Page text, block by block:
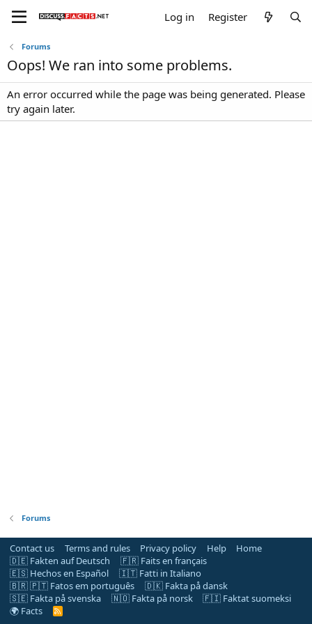
Log in Register
Forums
Oops! We ran into some problems.
An error occurred while the page was being generated. Please
try again later.
Forums
Contact us Terms and rules Privacy policy Help
Home
🇩🇪 Fakten auf Deutsch
🇫🇷 Faits en français
🇪🇸 Hechos en Español
🇮🇹 Fatti in Italiano
🇧🇷 🇵🇹 Fatos em português
🇩🇰 Fakta på dansk
🇸🇪 Fakta på svenska
🇳🇴 Fakta på norsk
🇫🇮 Faktat suomeksi
🌍 Facts
R